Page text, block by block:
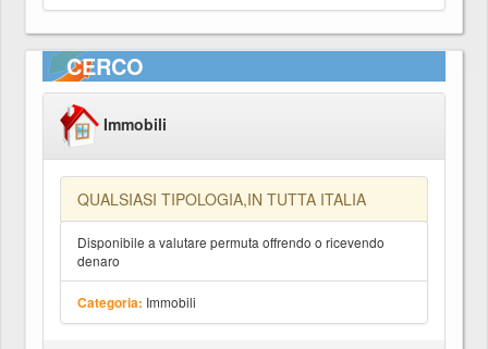
CERCO
Immobili
QUALSIASI TIPOLOGIA,IN TUTTA ITALIA
Disponibile a valutare permuta offrendo o ricevendo
denaro
Categoria: Immobili